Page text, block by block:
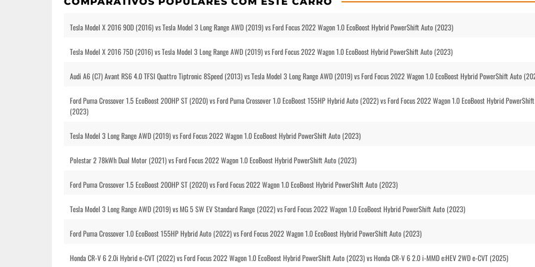
Tesla Model X 2016 90D (2016) vs Tesla Model 3 Long Range AWD (2019) vs Ford Focus 2022 Wagon 1.0 EcoBoost Hybrid PowerShift Auto (2023)
Tesla Model X 2016 75D (2016) vs Tesla Model 3 Long Range AWD (2019) vs Ford Focus 2022 Wagon 1.0 EcoBoost Hybrid PowerShift Auto (2023)
Audi A6 (C7) Avant RS6 4.0 TFSI Quattro Tiptronic 8Speed (2013) vs Tesla Model 3 Long Range AWD (2019) vs Ford Focus 2022 Wagon 1.0 EcoBoost Hybrid PowerShift Auto
Ford Puma Crossover 1.5 EcoBoost 200HP ST (2020) vs Ford Puma Crossover 1.0 EcoBoost 155HP Hybrid Auto (2022) vs Ford Focus 2022 Wagon 1.0 EcoBoost Hybrid
(2023)
Tesla Model 3 Long Range AWD (2019) vs Ford Focus 2022 Wagon 1.0 EcoBoost Hybrid PowerShift Auto (2023)
Polestar 2 78kWh Dual Motor (2021) vs Ford Focus 2022 Wagon 1.0 EcoBoost Hybrid PowerShift Auto (2023)
Ford Puma Crossover 1.5 EcoBoost 200HP ST (2020) vs Ford Focus 2022 Wagon 1.0 EcoBoost Hybrid PowerShift Auto (2023)
Tesla Model 3 Long Range AWD (2019) vs MG 5 SW EV Standard Range (2022) vs Ford Focus 2022 Wagon 1.0 EcoBoost Hybrid PowerShift Auto (2023)
Ford Puma Crossover 1.0 EcoBoost 155HP Hybrid Auto (2022) vs Ford Focus 2022 Wagon 1.0 EcoBoost Hybrid PowerShift Auto (2023)
Honda CR-V 6 2.0i Hybrid e-CVT (2022) vs Ford Focus 2022 Wagon 1.0 EcoBoost Hybrid PowerShift Auto (2023) vs Honda CR-V 6 2.0 i-MMD e:HEV 2WD e-CVT (2025)